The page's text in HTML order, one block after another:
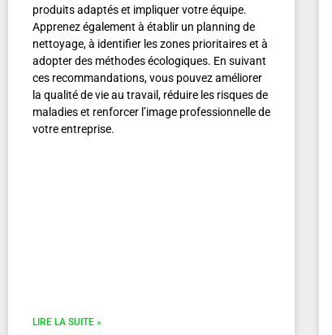
produits adaptés et impliquer votre équipe.
Apprenez également à établir un planning de
nettoyage, à identifier les zones prioritaires et à
adopter des méthodes écologiques. En suivant
ces recommandations, vous pouvez améliorer
la qualité de vie au travail, réduire les risques de
maladies et renforcer l’image professionnelle de
votre entreprise.
LIRE LA SUITE »